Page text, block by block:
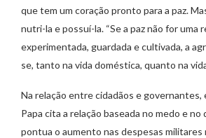
que tem um coração pronto para a paz.
nutri-la e possuí-la. “Se a paz não for uma
experimentada, guardada e cultivada, a
se, tanto na vida doméstica, quanto na
Na relação entre cidadãos e governantes,
Papa cita a relação baseada no medo e no
pontua o aumento nas despesas militares